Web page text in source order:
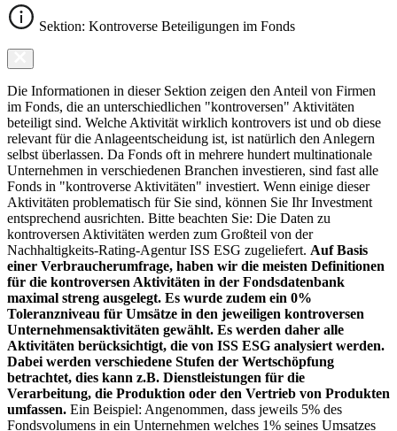
Sektion: Kontroverse Beteiligungen im Fonds
Die Informationen in dieser Sektion zeigen den Anteil von Firmen
im Fonds, die an unterschiedlichen "kontroversen" Aktivitäten
beteiligt sind. Welche Aktivität wirklich kontrovers ist und ob diese
relevant für die Anlageentscheidung ist, ist natürlich den Anlegern
selbst überlassen. Da Fonds oft in mehrere hundert multinationale
Unternehmen in verschiedenen Branchen investieren, sind fast alle
Fonds in "kontroverse Aktivitäten" investiert. Wenn einige dieser
Aktivitäten problematisch für Sie sind, können Sie Ihr Investment
entsprechend ausrichten. Bitte beachten Sie: Die Daten zu
kontroversen Aktivitäten werden zum Großteil von der
Nachhaltigkeits-Rating-Agentur ISS ESG zugeliefert. Auf Basis
einer Verbraucherumfrage, haben wir die meisten Definitionen
für die kontroversen Aktivitäten in der Fondsdatenbank
maximal streng ausgelegt. Es wurde zudem ein 0%
Toleranzniveau für Umsätze in den jeweiligen kontroversen
Unternehmensaktivitäten gewählt. Es werden daher alle
Aktivitäten berücksichtigt, die von ISS ESG analysiert werden.
Dabei werden verschiedene Stufen der Wertschöpfung
betrachtet, dies kann z.B. Dienstleistungen für die
Verarbeitung, die Produktion oder den Vertrieb von Produkten
umfassen. Ein Beispiel: Angenommen, dass jeweils 5% des
Fondsvolumens in ein Unternehmen welches 1% seines Umsatzes